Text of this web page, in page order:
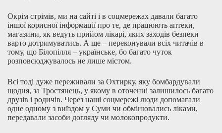
Окрім стрімів, ми на сайті і в соцмережах давали багато
іншої корисної інформації про те, де працюють аптеки,
магазини, як ведуть прийом лікарі, яких заходів безпеки
варто дотримуватись. А ще – переконували всіх читачів в
тому, що Білопілля – українське, бо багато чуток
розповсюджувалось не лише містом.
Всі тоді дуже переживали за Охтирку, яку бомбардували
щодня, за Тростянець, у якому в оточенні залишилось багато
друзів і родичів. Через наші соцмережі люди допомагали
одне одному з виїздом у Суми чи обмінювались ліками,
передавали засоби догляду чи молокопродукти.